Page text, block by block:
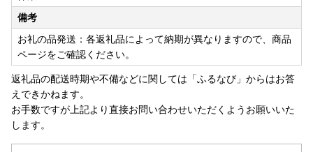
備考
お礼の品発送：各返礼品によって納期が異なりますので、商品
ページをご確認ください。
返礼品の配送時期や不備などに関しては「ふるなび」からはお答
えできかねます。
お手数ですが上記より直接お問い合わせいただくようお願いいた
します。